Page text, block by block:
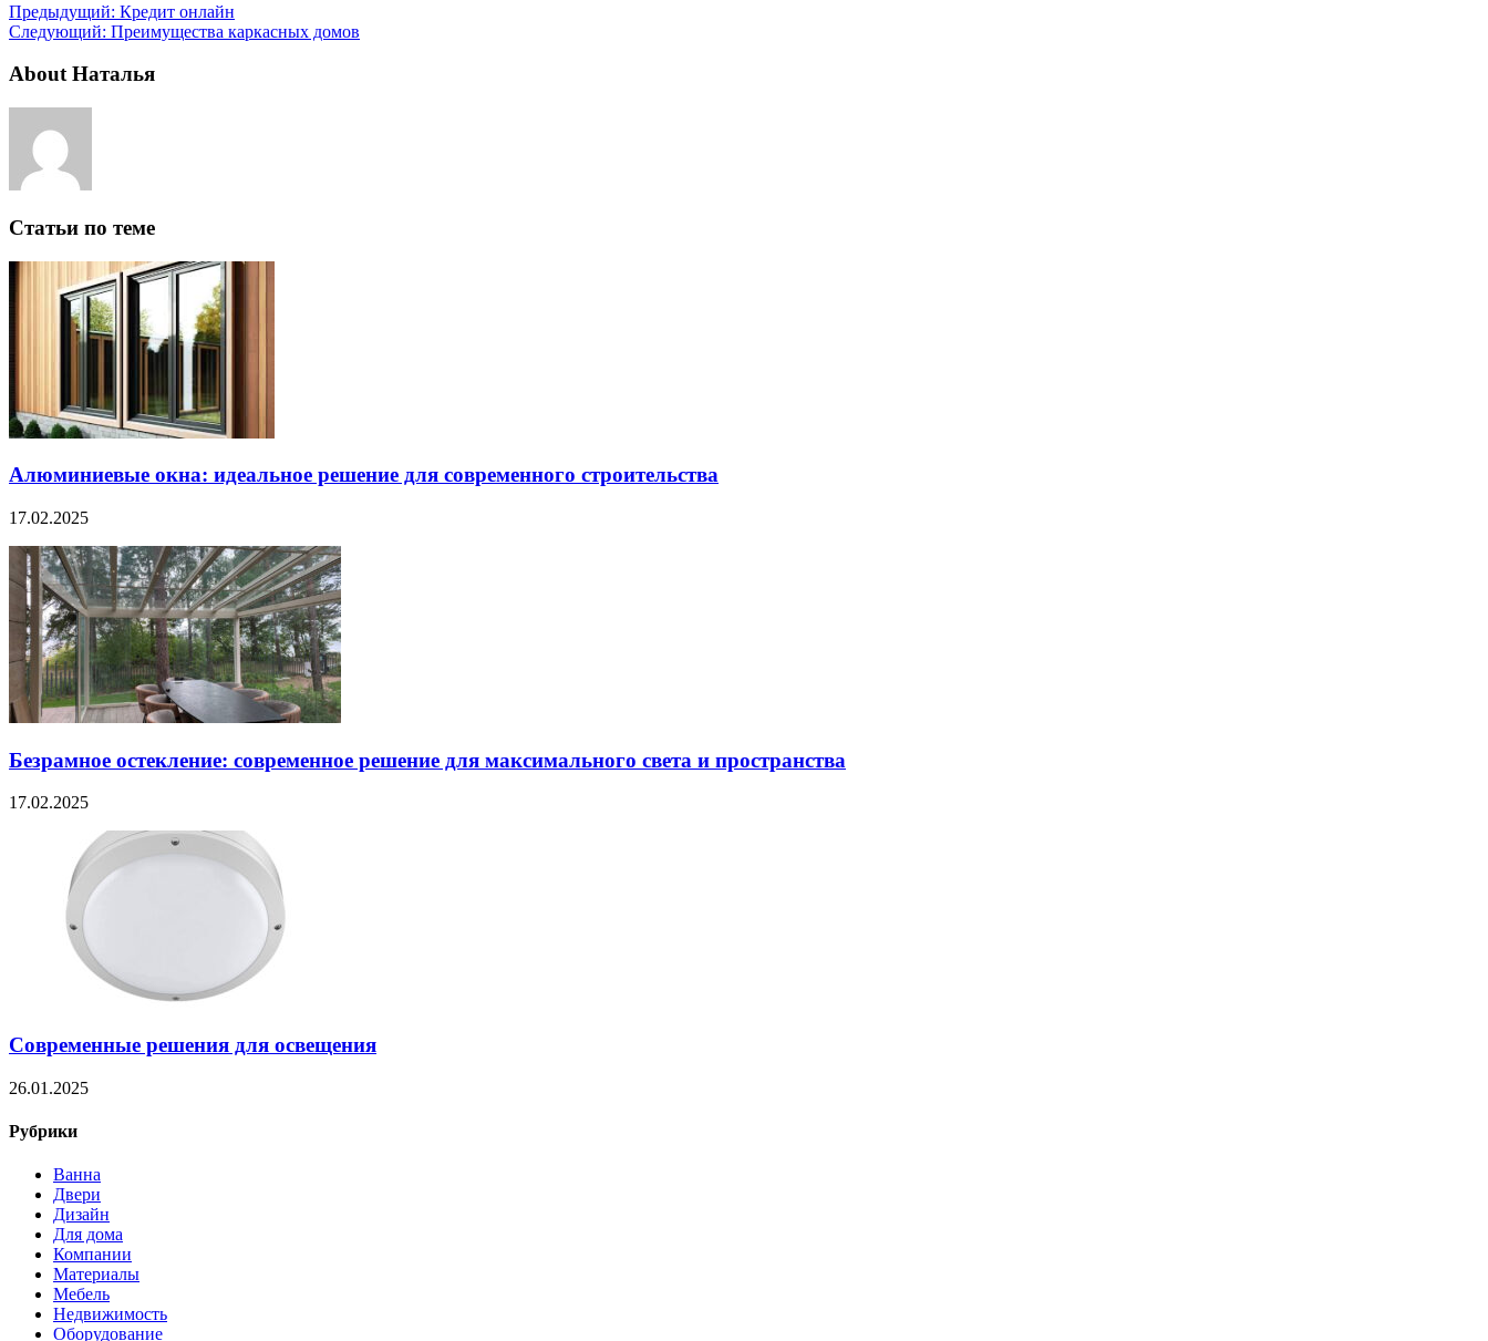
Предыдущий: Кредит онлайн
Следующий: Преимущества каркасных домов
About Наталья
Статьи по теме
Алюминиевые окна: идеальное решение для современного строительства
17.02.2025
Безрамное остекление: современное решение для максимального света и пространства
17.02.2025
Современные решения для освещения
26.01.2025
Рубрики
Ванна
Двери
Дизайн
Для дома
Компании
Материалы
Мебель
Недвижимость
Оборудование